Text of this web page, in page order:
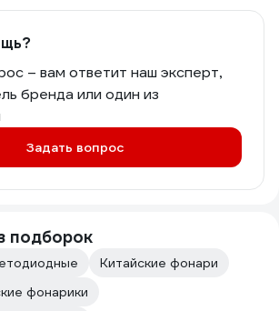
– вам ответит наш эксперт,
бренда или один из
Задать вопрос
подборок
Китайские фонари
фонарики